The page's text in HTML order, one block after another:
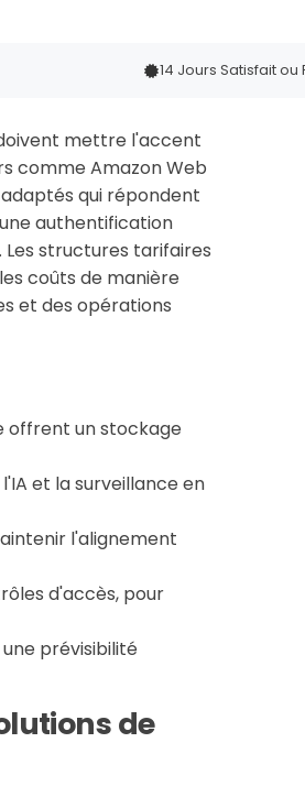
14 Jours Satisfait
mettre l'accent
comme Amazon Web
qui répondent
authentification
structures tarifaires
coûts de manière
et des opérations
offrent un stockage
et la surveillance en
l'alignement
d'accès, pour
prévisibilité
de